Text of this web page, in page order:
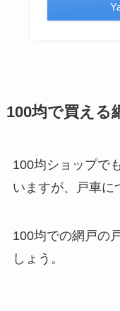
100均で買える
100均ショップで
いますが、戸車に
100均での網戸の
しょう。